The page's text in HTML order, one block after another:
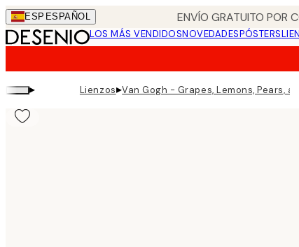
Skip
to
main
ESP ESPAÑOL ENVÍO GRATUITO POR
LOS MÁS VENDIDOSNOVEDADESPÓSTERS
▸ Lienzos▸Van Gogh - Grapes, Lemons, Pears,